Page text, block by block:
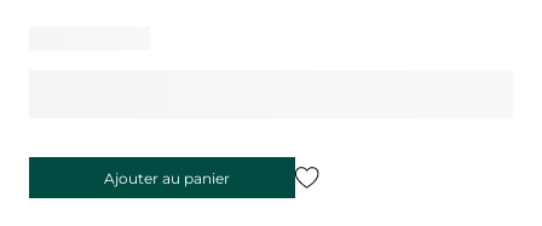
Ajouter au panier